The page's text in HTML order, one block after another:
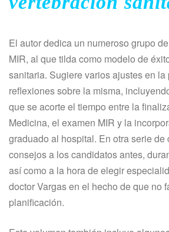
El autor dedica un numeroso grupo
MIR, al que tilda como modelo de
sanitaria. Sugiere varios ajustes en
reflexiones sobre la misma,
que se acorte el tiempo entre la
Medicina, el examen MIR y la
graduado al hospital. En otra serie de
consejos a los candidatos antes,
así como a la hora de elegir
doctor Vargas en el hecho de que no
planificación.